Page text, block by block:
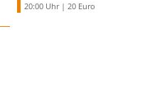
20:00 Uhr | 20 Euro